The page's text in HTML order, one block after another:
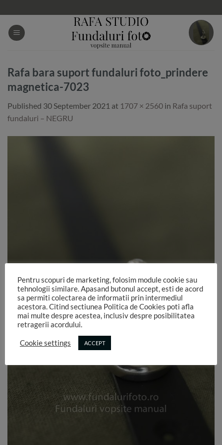
to
content
Rafa bara suport fundaluri foto_prindere
magnetica-7023
Published 30 September 2021 at 1707 × 2560 in Rafa suport
fundaluri – NEGRU
Pentru scopuri de marketing, folosim module cookie sau
tehnologii similare. Apasand butonul accept, esti de acord
sa permiti colectarea de informatii prin intermediul
acestora. Citind sectiunea Politica de Cookies poti afla
mai multe despre acestea, inclusiv despre posibilitatea
retragerii acordului.
Cookie settings ACCEPT